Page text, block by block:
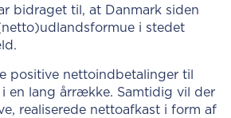
bidraget til, at Danmark siden
i stedet
positive nettoindbetalinger til
i en lang årrække. Samtidig vil der
realiserede nettoafkast i form af